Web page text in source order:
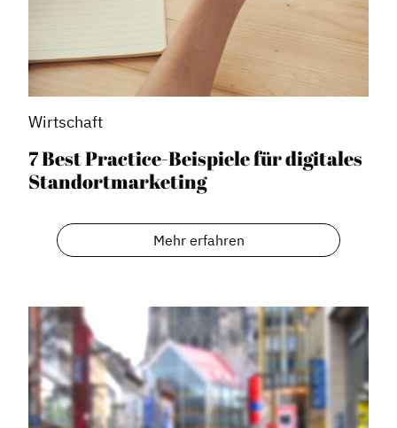
Dachverband
Geschichte des Dachverbandes
Mitglieder
Vorteile für Mitglieder
Veranstaltungen
Formate
Wirtschaft
7 Best Practice-Beispiele für digitales
Standortmarketing
Mehr erfahren